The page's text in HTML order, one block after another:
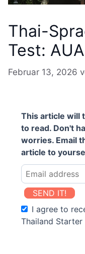
Thai-
Test:
Februar 13, 2026
This article will
to read. Don't
worries. Email
article to
SEND IT!
I agree to
Thailand